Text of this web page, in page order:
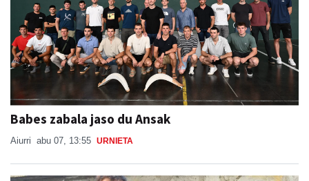
Babes zabala jaso du Ansak
Aiurri abu 07, 13:55 URNIETA